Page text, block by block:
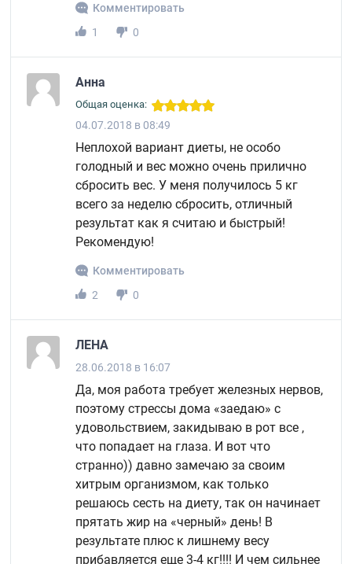
Комментировать
1
0
Анна
Общая оценка:
04.07.2018 в 08:49
Неплохой вариант диеты, не особо
голодный и вес можно очень прилично
сбросить вес. У меня получилось 5 кг
всего за неделю сбросить, отличный
результат как я считаю и быстрый!
Рекомендую!
Комментировать
2
0
ЛЕНА
28.06.2018 в 16:07
Да, моя работа требует железных нервов,
поэтому стрессы дома «заедаю» с
удовольствием, закидываю в рот все ,
что попадает на глаза. И вот что
странно)) давно замечаю за своим
хитрым организмом, как только
решаюсь сесть на диету, так он начинает
прятать жир на «черный» день! В
результате плюс к лишнему весу
прибавляется еще 3-4 кг!!!! И чем сильнее